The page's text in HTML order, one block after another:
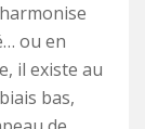
ou en
il existe au
bas,